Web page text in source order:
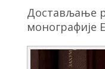
Достављање
монографије